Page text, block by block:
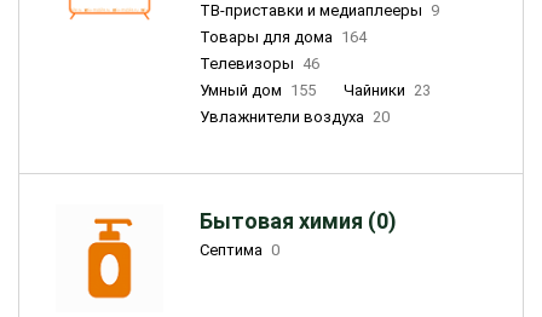
ТВ-приставки и медиаплееры 9
Товары для дома 164
Телевизоры 46
Умный дом 155 Чайники 23
Увлажнители воздуха 20
Бытовая химия (0)
Септима 0